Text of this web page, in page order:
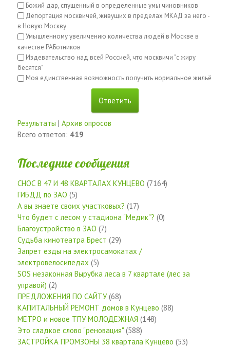
Божий дар, спущенный в определенные умы чиновников
Депортация москвичей, живущих в пределах МКАД за него -
в Новую Москву
Умышленному увеличению количества людей в Москве в
качестве РАБотников
Издевательство над всей Россией, что москвичи "с жиру
бесятся"
Моя единственная возможность получить нормальное жильё
Результаты | Архив опросов
Всего ответов: 419
Последние сообщения
СНОС В 47 И 48 КВАРТАЛАХ КУНЦЕВО (7164)
ГИБДД по ЗАО (5)
А вы знаете своих участковых? (17)
Что будет с лесом у стадиона "Медик"? (0)
Благоустройство в ЗАО (7)
Судьба кинотеатра Брест (29)
Запрет езды на электросамокатах /
электровелосипедах (5)
SOS незаконная Вырубка леса в 7 квартале (лес за
управой) (2)
ПРЕДЛОЖЕНИЯ ПО САЙТУ(68)
КАПИТАЛЬНЫЙ РЕМОНТ домов в Кунцево (88)
МЕТРО и новое ТПУ МОЛОДЕЖНАЯ (148)
Это сладкое слово "реновация" (588)
ЗАСТРОЙКА ПРОМЗОНЫ 38 квартала Кунцево (53)